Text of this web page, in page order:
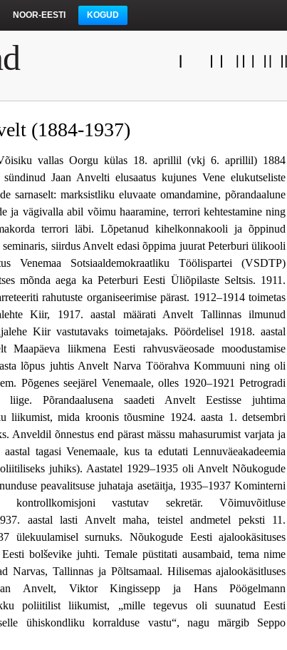
NOOR-EESTI KOGUD
(1884-1937)
vallas Oorgu külas 18. aprillil (vkj 6. aprillil) 1884
Jaan Anvelti elusaatus kujunes Vene elukutseliste
sarnaselt: marksistliku eluvaate omandamine, põrandaalune
ja vägivalla abil võimu haaramine, terrori kehtestamine ning
terrori läbi. Lõpetanud kihelkonnakooli ja õppinud
seminaris, siirdus Anvelt edasi õppima juurat Peterburi ülikooli
Venemaa Sotsiaaldemokraatliku Töölispartei (VSDTP)
mõnda aega ka Peterburi Eesti Üliõpilaste Seltsis. 1911.
rahutuste organiseerimise pärast. 1912–1914 toimetas
Kiir, 1917. aastal määrati Anvelt Tallinnas ilmunud
Kiir vastutavaks toimetajaks. Pöördelisel 1918. aastal
Maapäeva liikmena Eesti rahvusväeosade moodustamise
lõpus juhtis Anvelt Narva Töörahva Kommuuni ning oli
Põgenes seejärel Venemaale, olles 1920–1921 Petrogradi
liige. Põrandaalusena saadeti Anvelt Eestisse juhtima
liikumist, mida kroonis tõusmine 1924. aasta 1. detsembri
Anveldil õnnestus end pärast mässu mahasurumist varjata ja
tagasi Venemaale, kus ta edutati Lennuväeakadeemia
juhiks). Aastatel 1929–1935 oli Anvelt Nõukogude
peavalitsuse juhataja asetäitja, 1935–1937 Kominterni
kontrollkomisjoni vastutav sekretär. Võimuvõitluse
aastal lasti Anvelt maha, teistel andmetel peksti 11.
ülekuulamisel surnuks. Nõukogude Eesti ajalookäsituses
bolševike juhti. Temale püstitati ausambaid, tema nime
Narvas, Tallinnas ja Põltsamaal. Hilisemas ajalookäsitluses
Anvelt, Viktor Kingissepp ja Hans Pöögelmann
poliitilist liikumist, „mille tegevus oli suunatud Eesti
ühiskondliku korralduse vastu“, nagu märgib Seppo